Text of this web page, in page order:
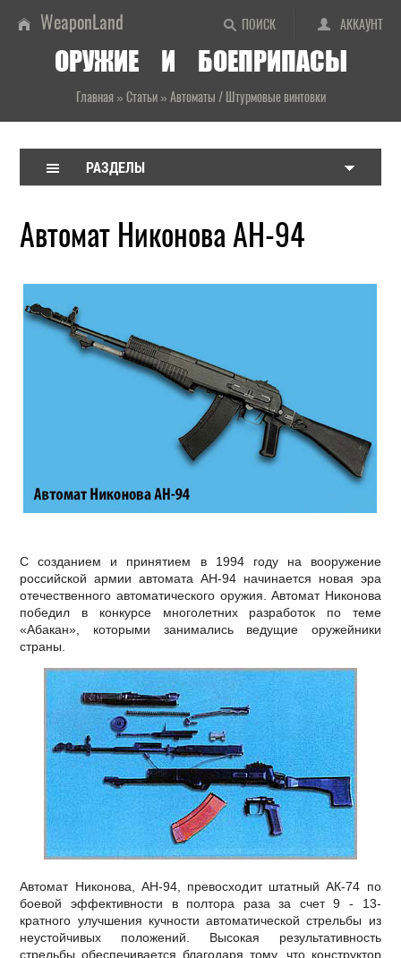
ПОИСК АККАУНТ
WeaponLand
ОРУЖИЕ И БОЕПРИПАСЫ
Главная» Статьи» Автоматы / Штурмовые винтовки
РАЗДЕЛЫ
Автомат Никонова АН-94
С созданием и принятием в 1994 году на вооружение
российской армии автомата АН-94 начинается новая эра
отечественного автоматического оружия. Автомат Никонова
победил в конкурсе многолетних разработок по теме
«Абакан», которыми занимались ведущие оружейники
страны.
Автомат Никонова, АН-94, превосходит штатный АК-74 по
боевой эффективности в полтора раза за счет 9 - 13-
кратного улучшения кучности автоматической стрельбы из
неустойчивых положений. Высокая результативность
стрельбы обеспечивается благодаря тому, что конструктор